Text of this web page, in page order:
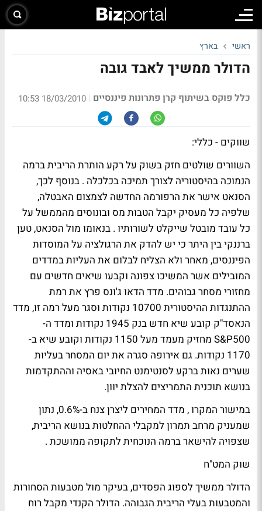
ראשי בארץ
הדולר ממשיך לאבד גובה
כלל פוקס בשיתוף קרן פתרונות פיננסיים |
18/03/2010 10:53
שווקים - כללי:
השוורים שולטים חזק בשוק על רקע הותרת הריבית ברמה
הנמוכה בהיסטוריה לצורך תמיכה בכלכלה . בנוסף לכך,
הסנאט אישר את הרפורמה החדשה לצמצום האבטלה,
שלפיה כל מעסיק יקבל הטבות מס ובונוסים מהממשל על
כל עובד מובטל שייקלט לשורותיו . בנאומו מול הסנאט, טען
ברננקי בין היתר כי יש להדק את הרגולציה על המוסדות
הפיננסים, מאחר ולא הצליח לבלום את העליות במדדים
המובילים אשר המשיכו צפונה וקבעו שיאים חדשים עם
מחזורי מסחר גבוהים. מדד הדאו ג'ונס פרץ את רמת
ההתנגדות ההיסטורית 10700 נקודות וסגר מעל רמה זו, מדד
הנאסד"ק קובע שיא חדש בנק 1945 נקודות ומדד ה-
S&P500 מחזיק מעמד מעל 1150 נקודות וקובע שיא ב-
1170 נקודות. גם אירופה סגרה את יום המסחר בעליות
שערים נאות ברקע לסנטימנט החיובי באסיה וההתקדמות
בנושא תוכנית התמריצים להצלת יוון.
במישור המקרו , מדד המחירים ליצרן צנח ב-0.6%, נתון
שמעניק מרחב תמרון למקבלי ההחלטות בנושא הריבית,
שצפויה להישאר ברמה הנוכחית לתקופה ממושכת .
שוק המט"ח
הדולר ממשיך לספוג הפסדים, בעיקר מול מטבעות הסחורות
והמטבעות בעלי הריבית הגבוהה. הדולר הקנדי מקבל רוח